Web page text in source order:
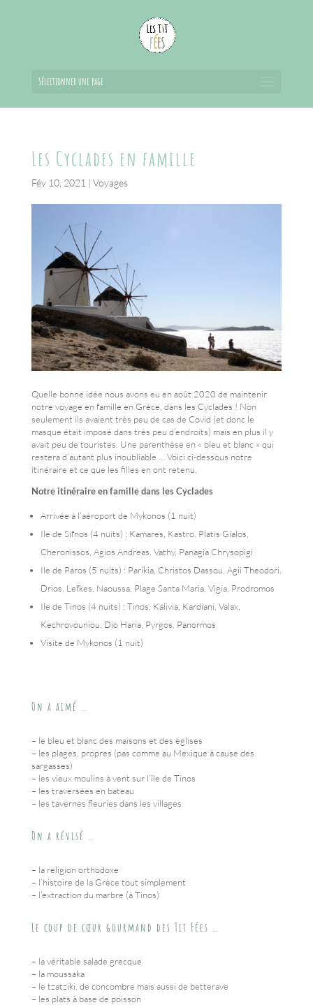
Sélectionner une page
Les Cyclades en famille
Fév 10, 2021 | Voyages
Quelle bonne idée nous avons eu en août 2020 de maintenir
notre voyage en famille en Grèce, dans les Cyclades ! Non
seulement ils avaient très peu de cas de Covid (et donc le
masque était imposé dans très peu d’endroits) mais en plus il y
avait peu de touristes. Une parenthèse en « bleu et blanc » qui
restera d’autant plus inoubliable … Voici ci-dessous notre
itinéraire et ce que les filles en ont retenu.
Notre itinéraire en famille dans les Cyclades
Arrivée à l’aéroport de Mykonos (1 nuit)
Ile de Sifnos (4 nuits) : Kamares, Kastro, Platis Gialos,
Cheronissos, Agios Andreas, Vathy, Panagia Chrysopigi
Ile de Paros (5 nuits) : Parikia, Christos Dassou, Agii Theodori,
Drios, Lefkes, Naoussa, Plage Santa Maria, Vigia, Prodromos
Ile de Tinos (4 nuits) : Tinos, Kalivia, Kardiani, Valax,
Kechrovouniou, Dio Haria, Pyrgos, Panormos
Visite de Mykonos (1 nuit)
On a aimé …
– le bleu et blanc des maisons et des églises
– les plages, propres (pas comme au Mexique à cause des
sargasses)
– les vieux moulins à vent sur l’île de Tinos
– les traversées en bateau
– les tavernes fleuries dans les villages
On a révisé …
– la religion orthodoxe
– l’histoire de la Grèce tout simplement
– l’extraction du marbre (à Tinos)
Le coup de cœur gourmand des Tit Fées …
– la véritable salade grecque
– la moussaka
– le tzatziki, de concombre mais aussi de betterave
– les plats à base de poisson